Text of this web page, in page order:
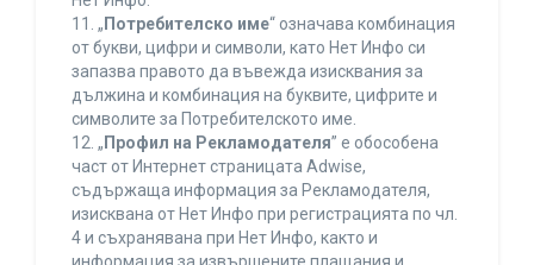
11. „ Потребителско име“ означава комбинация
от букви, цифри и символи, като Нет Инфо си
запазва правото да въвежда изисквания за
дължина и комбинация на буквите, цифрите и
символите за Потребителското име.
12. „ Профил на Рекламодателя” е обособена
част от Интернет страницата Adwise,
съдържаща информация за Рекламодателя,
изисквана от Нет Инфо при регистрацията по чл.
4 и съхранявана при Нет Инфо, както и